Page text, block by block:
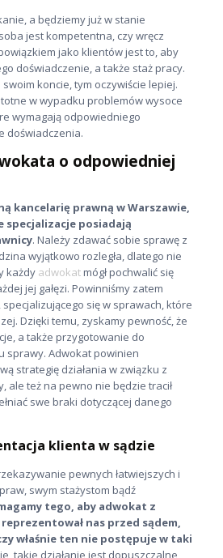
a będziemy już w stanie
jest kompetentna, czy wręcz
jako klientów jest to, aby
doświadczenie, a także staż pracy.
koncie, tym oczywiście lepiej.
w wypadku problemów wysoce
wymagają odpowiedniego
doświadczenia.
o odpowiedniej
kancelarię prawną w Warszawie,
specjalizacje posiadają
. Należy zdawać sobie sprawę z
wyjątkowo rozległa, dlatego nie
każdy adwokatmógł pochwalić się
jej gałęzi. Powinniśmy zatem
się w sprawach, które
Dzięki temu, zyskamy pewność, że
a także przygotowanie do
sprawy. Adwokat powinien
strategię działania w związku z
ale też na pewno nie będzie tracił
swe braki dotyczącej danego
klienta w sądzie
pewnych łatwiejszych i
swym stażystom bądź
tego, aby adwokat z
nas przed sądem,
właśnie ten nie postępuje w taki